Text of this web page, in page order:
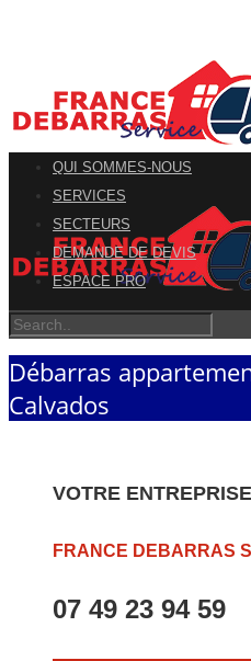
QUI SOMMES-NOUS
SERVICES
SECTEURS
DEMANDE DE DEVIS
ESPACE PRO
Débarras
Calvados
VOTRE
FRANCE DEBARRAS
07 49 23 94 59